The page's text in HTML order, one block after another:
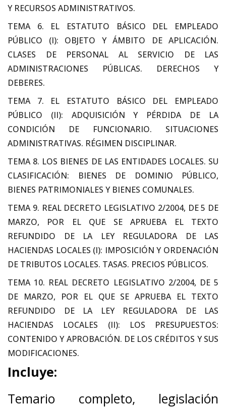
Y RECURSOS ADMINISTRATIVOS.
TEMA 6. EL ESTATUTO BÁSICO DEL EMPLEADO
PÚBLICO (I): OBJETO Y ÁMBITO DE APLICACIÓN.
CLASES DE PERSONAL AL SERVICIO DE LAS
ADMINISTRACIONES PÚBLICAS. DERECHOS Y
DEBERES.
TEMA 7. EL ESTATUTO BÁSICO DEL EMPLEADO
PÚBLICO (II): ADQUISICIÓN Y PÉRDIDA DE LA
CONDICIÓN DE FUNCIONARIO. SITUACIONES
ADMINISTRATIVAS. RÉGIMEN DISCIPLINAR.
TEMA 8. LOS BIENES DE LAS ENTIDADES LOCALES. SU
CLASIFICACIÓN: BIENES DE DOMINIO PÚBLICO,
BIENES PATRIMONIALES Y BIENES COMUNALES.
TEMA 9. REAL DECRETO LEGISLATIVO 2/2004, DE 5 DE
MARZO, POR EL QUE SE APRUEBA EL TEXTO
REFUNDIDO DE LA LEY REGULADORA DE LAS
HACIENDAS LOCALES (I): IMPOSICIÓN Y ORDENACIÓN
DE TRIBUTOS LOCALES. TASAS. PRECIOS PÚBLICOS.
TEMA 10. REAL DECRETO LEGISLATIVO 2/2004, DE 5
DE MARZO, POR EL QUE SE APRUEBA EL TEXTO
REFUNDIDO DE LA LEY REGULADORA DE LAS
HACIENDAS LOCALES (II): LOS PRESUPUESTOS:
CONTENIDO Y APROBACIÓN. DE LOS CRÉDITOS Y SUS
MODIFICACIONES.
Incluye:
Temario completo, legislación